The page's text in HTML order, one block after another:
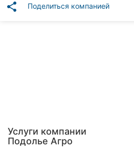
Автошколы
Все
города:
share Поделиться компанией
Услуги компании
Подолье Агро